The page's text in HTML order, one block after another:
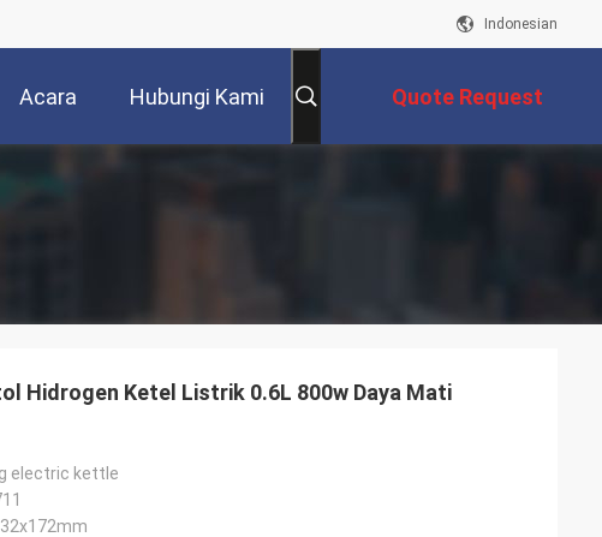
Indonesian
Acara Hubungi Kami Quote Request
Hidrogen Ketel Listrik 0.6L 800w Daya Mati
electric kettle